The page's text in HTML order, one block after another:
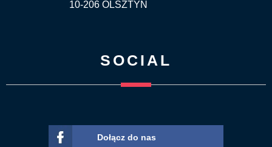
10-206 OLSZTYN
SOCIAL
Dołącz do nas